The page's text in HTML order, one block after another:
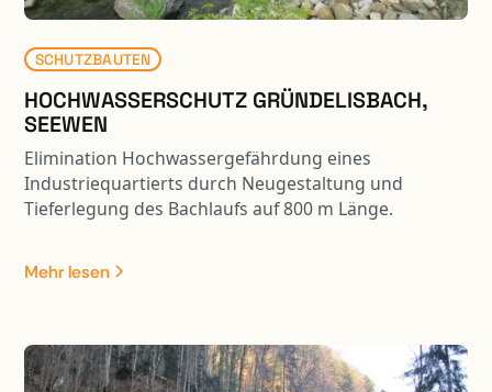
SCHUTZBAUTEN
HOCHWASSERSCHUTZ GRÜNDELISBACH,
SEEWEN
Elimination Hochwassergefährdung eines
Industriequartierts durch Neugestaltung und
Tieferlegung des Bachlaufs auf 800 m Länge.
Bezirksstrassenbrücke, Ausscheidung
Gewässerraum, Anpassung Riedfläche und
Mehr lesen